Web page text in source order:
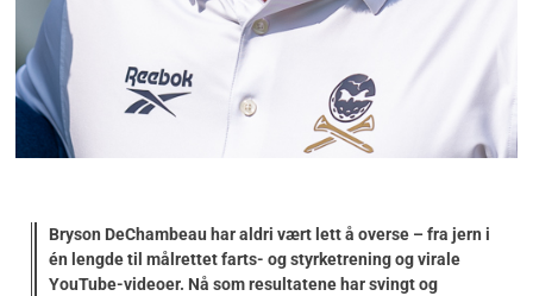
Bryson DeChambeau har aldri vært lett å overse – fra jern i
én lengde til målrettet farts- og styrketrening og virale
YouTube-videoer. Nå som resultatene har svingt og